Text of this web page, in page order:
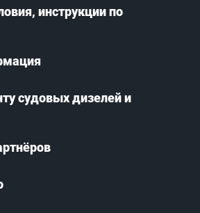
инструкции по
судовых дизелей и